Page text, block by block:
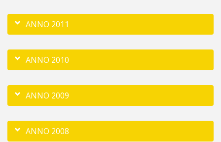
ANNO 2011
ANNO 2010
ANNO 2009
ANNO 2008